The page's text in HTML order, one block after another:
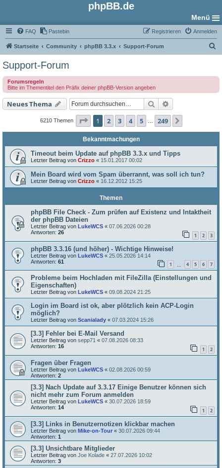
phpBB.de
Menü
FAQ Pastebin Anmelden
Registrieren
Startseite Community phpBB 3.3.x Support-Forum
e
Support-Forum
Forumsregeln
Bitte im Thementitel den Präfix deiner phpBB-Version angeben
Neues Thema Suche
6210 Themen Seite 1von 249
1 2 3 4 5 249
Bekanntmachungen
Timeout beim Update auf phpBB 3.3.x und Tipps
Letzter Beitrag von Crizzo « 15.01.2017 00:02
Mein Board wird vom Spam überrannt, was soll ich tun?
Letzter Beitrag von Crizzo « 16.12.2012 15:25
Themen
phpBB File Check - Zum prüfen auf Existenz und Intaktheit
der phpBB Dateien
Letzter Beitrag von LukeWCS « 07.06.2026 00:28
Antworten: 26 1 2 3
phpBB 3.3.16 (und höher) - Wichtige Hinweise!
Letzter Beitrag von LukeWCS « 25.05.2026 14:14
Antworten: 61 1 4 5 6 7
Probleme beim Hochladen mit FileZilla (Einstellungen und
Eigenschaften)
Letzter Beitrag von LukeWCS « 09.08.2024 21:25
Login im Board ist ok, aber plötzlich kein ACP-Login
möglich?
Letzter Beitrag von Scanialady « 07.03.2024 15:26
[3.3] Fehler bei E-Mail Versand
Letzter Beitrag von sepp71 « 07.08.2026 08:33
Antworten: 16 1 2
Fragen über Fragen
Letzter Beitrag von LukeWCS « 02.08.2026 00:59
Antworten: 2
[3.3] Nach Update auf 3.3.17 Einige Benutzer können sich
nicht mehr zum Forum anmelden
Letzter Beitrag von LukeWCS « 30.07.2026 18:59
Antworten: 14 1 2
[3.3] Links in Benutzernotizen klickbar machen
Letzter Beitrag von Mike-on-Tour « 30.07.2026 09:44
Antworten: 1
[3.3] Unsichtbare Mitglieder
Letzter Beitrag von Joe Kolade « 27.07.2026 10:02
Antworten: 3